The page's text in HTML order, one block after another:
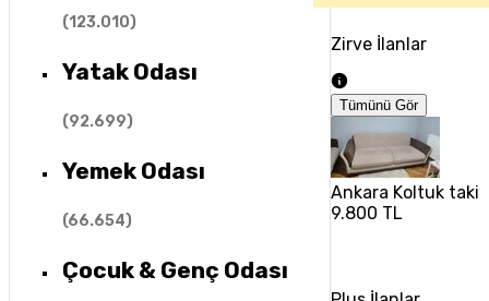
(123.010)
Yatak Odası
(92.699)
Yemek Odası
(66.654)
Çocuk & Genç Odası
Zirve İlanlar
Tümünü Gör
Ankara Koltuk
9.800 TL